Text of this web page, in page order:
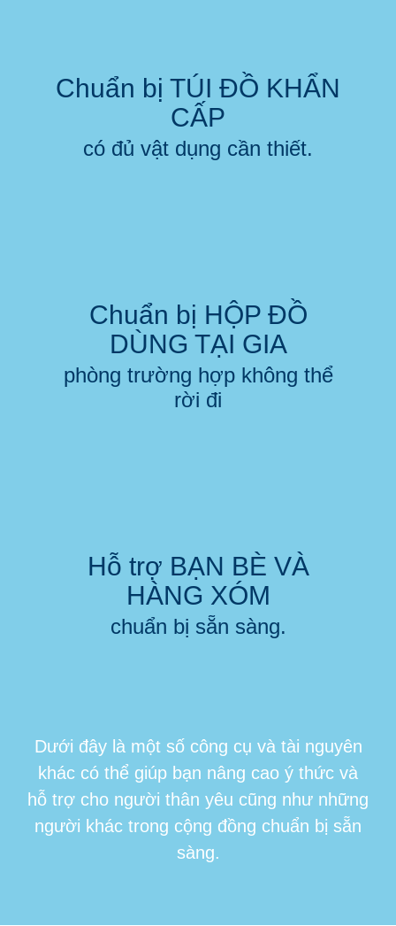
Chuẩn bị TÚI ĐỒ KHẨN
CẤP
có đủ vật dụng cần thiết.
Chuẩn bị HỘP ĐỒ
DÙNG TẠI GIA
phòng trường hợp không thể
rời đi
Hỗ trợ BẠN BÈ VÀ
HÀNG XÓM
chuẩn bị sẵn sàng.
Dưới đây là một số công cụ và tài nguyên
khác có thể giúp bạn nâng cao ý thức và
hỗ trợ cho người thân yêu cũng như những
người khác trong cộng đồng chuẩn bị sẵn
sàng.